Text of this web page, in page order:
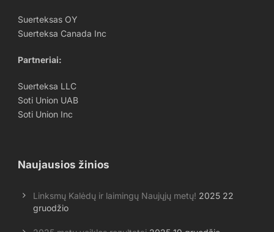
Suerteksas OY
Suerteksa Canada Inc
Partneriai:
Suerteksa LLC
Soti Union UAB
Soti Union Inc
Naujausios žinios
Linksmų Kalėdų ir laimingų Naujųjų metų! 2025 22
gruodžio